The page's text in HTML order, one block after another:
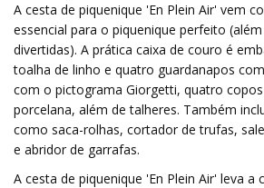
A cesta de piquenique 'En Plein Air' vem
essencial para o piquenique perfeito
divertidas). A prática caixa de couro é
toalha de linho e quatro guardanapos
com o pictograma Giorgetti, quatro
porcelana, além de talheres. Também
como saca-rolhas, cortador de trufas,
e abridor de garrafas.
A cesta de piquenique 'En Plein Air' leva a